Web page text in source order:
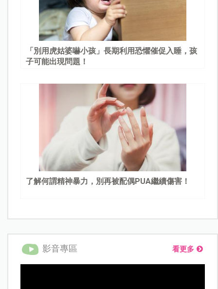
「別用虎姑婆嚇小孩」長期利用恐懼催促入睡，孩
子可能出現問題！
了解何謂精神暴力，別再被配偶PUA繼續傷害！
影音專區 看更多